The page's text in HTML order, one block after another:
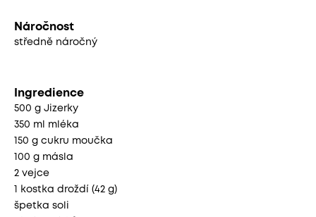
Náročnost
středně náročný
Ingredience
500 g Jizerky
350 ml mléka
150 g cukru moučka
100 g másla
2 vejce
1 kostka droždí (42 g)
špetka soli